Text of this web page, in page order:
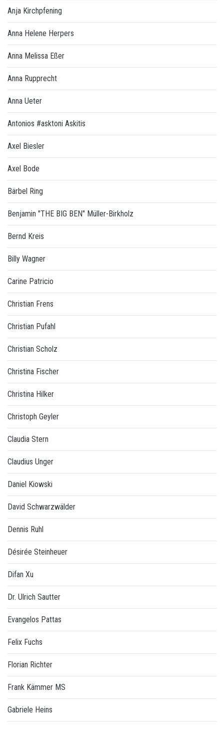
Anja Kirchpfening
Anna Helene Herpers
Anna Melissa Eßer
Anna Rupprecht
Anna Ueter
Antonios #asktoni Askitis
Axel Biesler
Axel Bode
Bärbel Ring
Benjamin "THE BIG BEN" Müller-Birkholz
Bernd Kreis
Billy Wagner
Carine Patricio
Christian Frens
Christian Pufahl
Christian Scholz
Christina Fischer
Christina Hilker
Christoph Geyler
Claudia Stern
Claudius Unger
Daniel Kiowski
David Schwarzwälder
Dennis Ruhl
Désirée Steinheuer
Difan Xu
Dr. Ulrich Sautter
Evangelos Pattas
Felix Fuchs
Florian Richter
Frank Kämmer MS
Gabriele Heins